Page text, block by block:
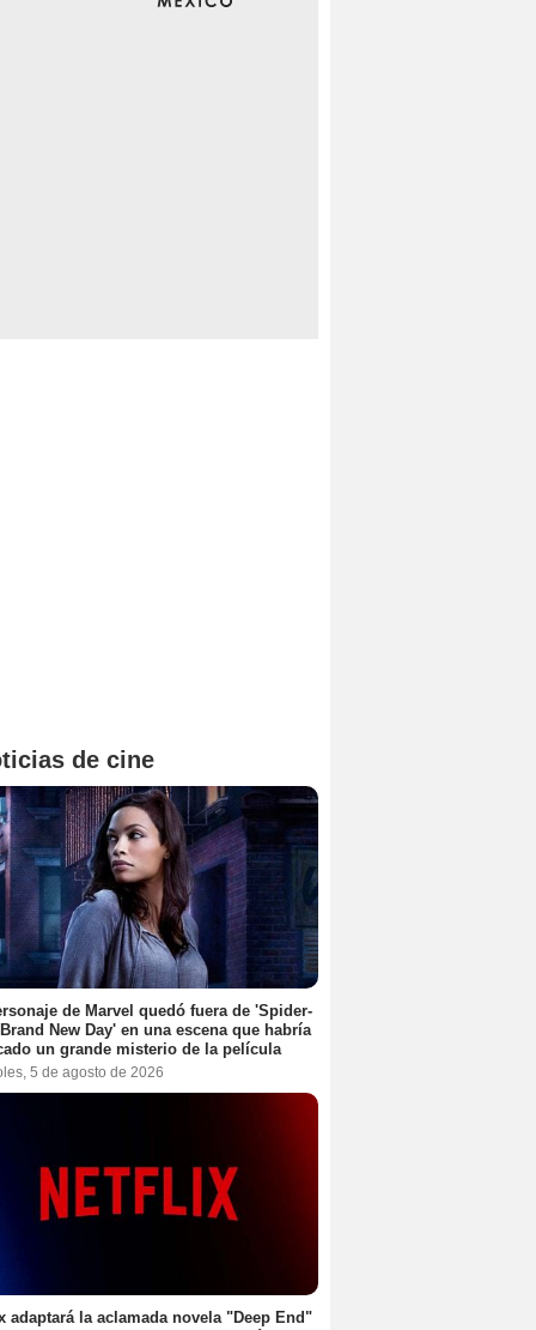
de cine
de Marvel quedó fuera de 'Spider-
New Day' en una escena que habría
un grande misterio de la película
5 de agosto de 2026
adaptará la aclamada novela "Deep End"